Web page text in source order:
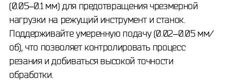
(0.05–0.1 мм) для предотвращения чрезмерной
нагрузки на режущий инструмент и станок.
Поддерживайте умеренную подачу (0.02–0.05 мм/
об), что позволяет контролировать процесс
резания и добиваться высокой точности
обработки.